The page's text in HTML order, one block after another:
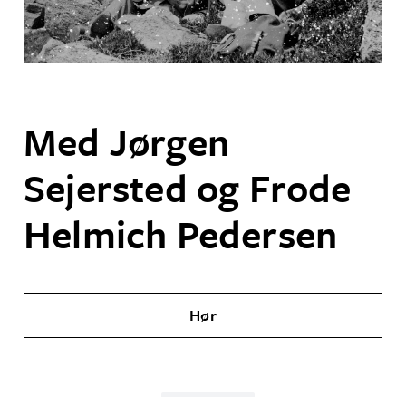
Med Jørgen
Sejersted og Frode
Helmich Pedersen
Hør